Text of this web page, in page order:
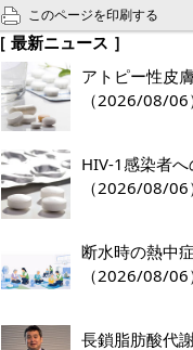
このページを印刷する
［ 最新ニュース ］
アトピー性皮
（2026/08/06
HIV-1感染者
（2026/08/06
断水時の熱中
（2026/08/06